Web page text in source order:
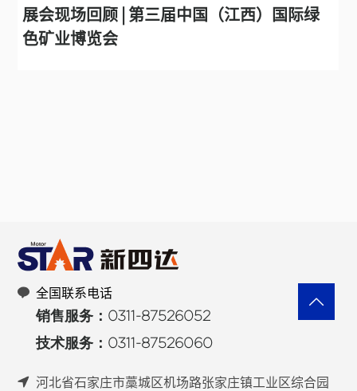
绿
展会现场回顾 | 第二十一届中国国际煤炭
矿技术交流及设备展览会
全国联系电话
销售服务：0311-87526052
技术服务：0311-87526060
河北省石家庄市藁城区机场路张家庄镇工业区综合园